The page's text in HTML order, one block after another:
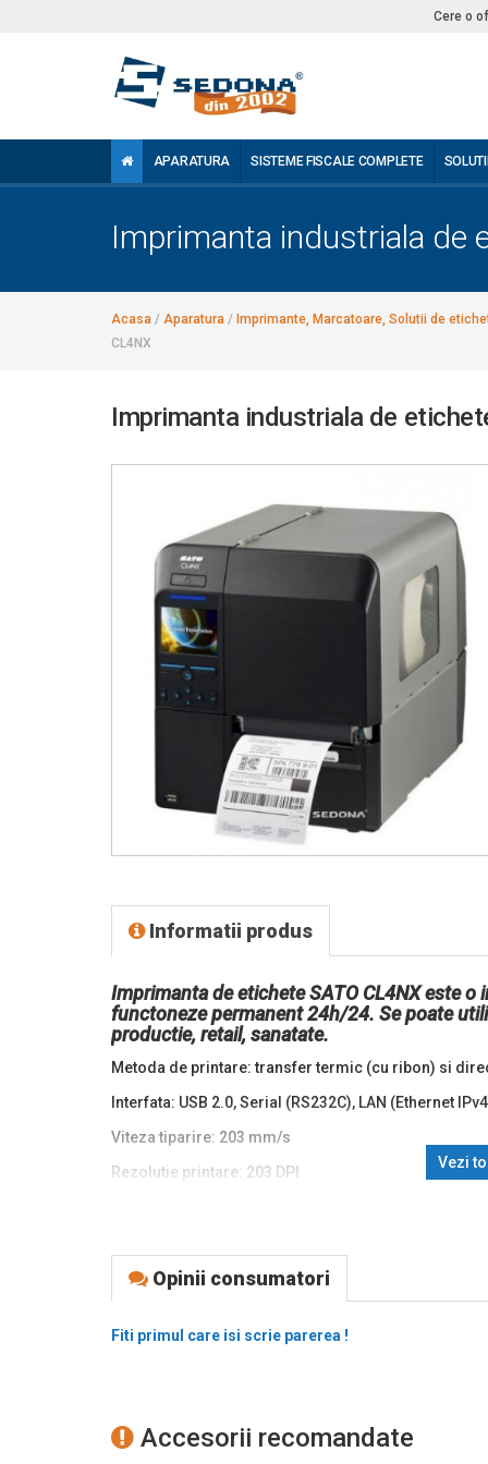
Cere o
APARATURA SISTEME FISCALE COMPLETE
Imprimanta industriala de
Acasa / Aparatura / Imprimante, Marcatoare, Solutii de
CL4NX
Imprimanta industriala de
Informatii produs
Imprimanta de etichete SATO CL4NX este
functoneze permanent 24h/24. Se poate
productie, retail, sanatate.
Metoda de printare: transfer termic (cu ribon) si
Interfata: USB 2.0, Serial (RS232C), LAN (Ethernet
Viteza tiparire: 203 mm/s
Rezolutie printare: 203 DPI
Zona imprimabila: 104 mm
lungime maxima: 6-1497 mm
grosime: 0.060-0.268 mm
Vezi
Opinii consumatori
Fiti primul care isi scrie parerea !
Accesorii recomandate